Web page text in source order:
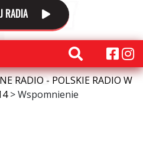
RADIA
RADIO - POLSKIE RADIO W
>Wspomnienie